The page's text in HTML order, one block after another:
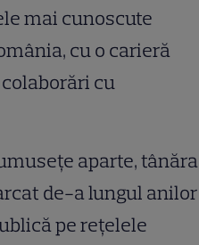
mai cunoscute
cu o carieră
cu
aparte, tânăra
de-a lungul anilor
pe rețelele